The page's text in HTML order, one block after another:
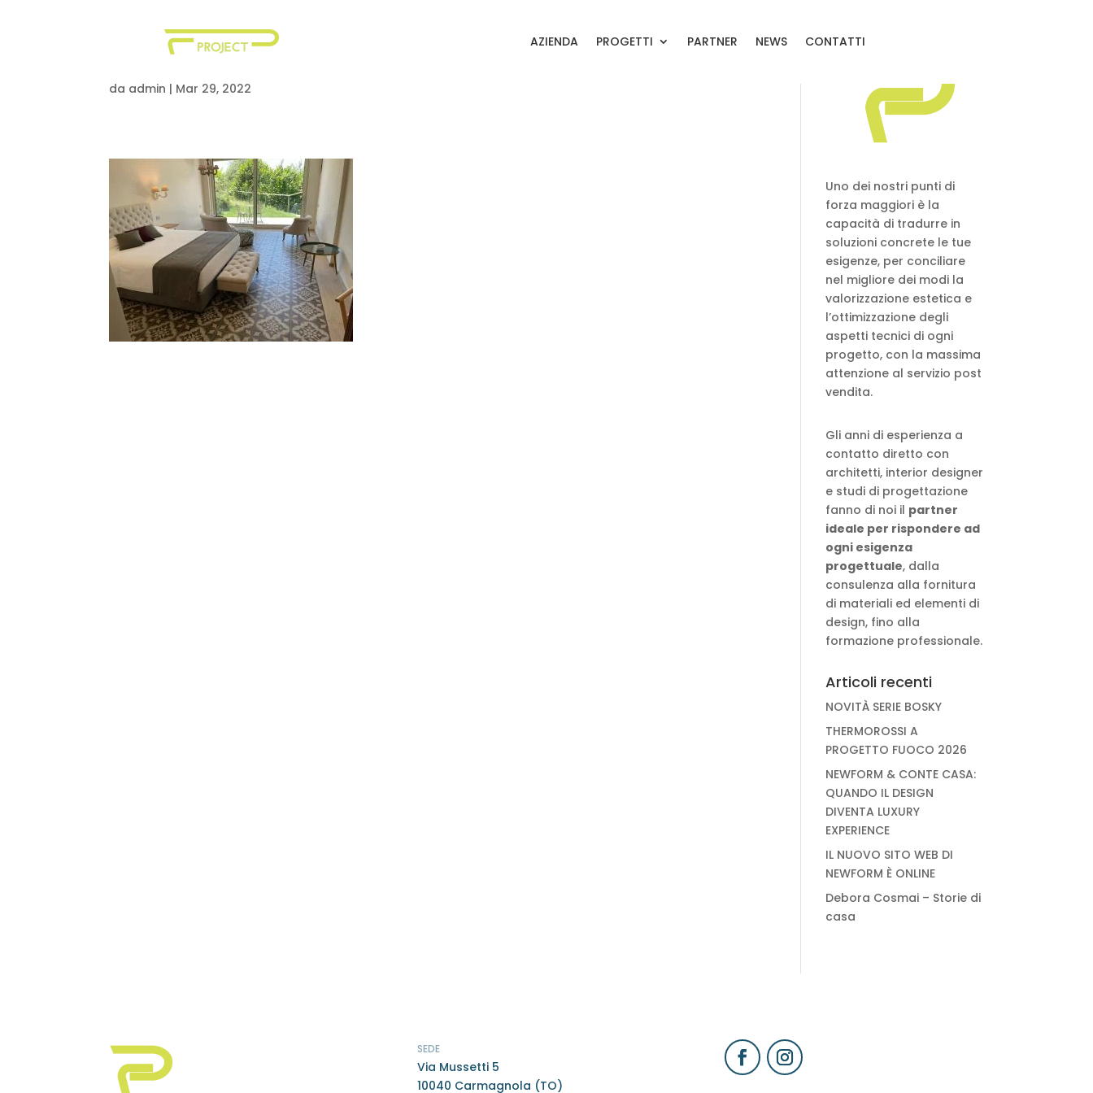
AZIENDA PROGETTI PARTNER NEWS CONTATTI
WhatsApp Image 2021-07-02 at 14.54.48 (1)
da admin | Mar 29, 2022
Uno dei nostri punti di
forza maggiori è la
capacità di tradurre in
soluzioni concrete le tue
esigenze, per conciliare
nel migliore dei modi la
valorizzazione estetica e
l’ottimizzazione degli
aspetti tecnici di ogni
progetto, con la massima
attenzione al servizio post
vendita.
Gli anni di esperienza a
contatto diretto con
architetti, interior designer
e studi di progettazione
fanno di noi il partner
ideale per rispondere ad
ogni esigenza
progettuale, dalla
consulenza alla fornitura
di materiali ed elementi di
design, fino alla
formazione professionale.
Articoli recenti
NOVITÀ SERIE BOSKY
THERMOROSSI A
PROGETTO FUOCO 2026
NEWFORM & CONTE CASA:
QUANDO IL DESIGN
DIVENTA LUXURY
EXPERIENCE
IL NUOVO SITO WEB DI
NEWFORM È ONLINE
Debora Cosmai – Storie di
casa
SEDE
Via Mussetti 5
10040 Carmagnola (TO)